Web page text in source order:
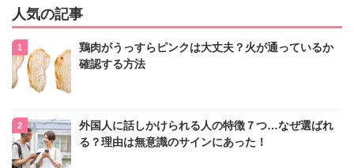
人気の記事
鶏肉がうっすらピンクは大丈夫？火が通っているか
確認する方法
外国人に話しかけられる人の特徴７つ…なぜ選ばれ
る？理由は無意識のサインにあった！